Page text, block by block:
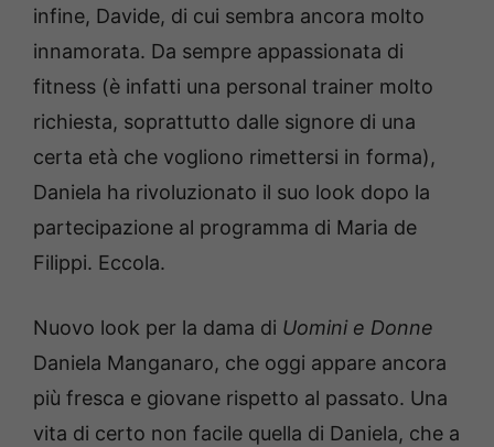
infine, Davide, di cui sembra ancora molto
innamorata. Da sempre appassionata di
fitness (è infatti una personal trainer molto
richiesta, soprattutto dalle signore di una
certa età che vogliono rimettersi in forma),
Daniela ha rivoluzionato il suo look dopo la
partecipazione al programma di Maria de
Filippi. Eccola.
Nuovo look per la dama di Uomini e Donne
Daniela Manganaro, che oggi appare ancora
più fresca e giovane rispetto al passato. Una
vita di certo non facile quella di Daniela, che a